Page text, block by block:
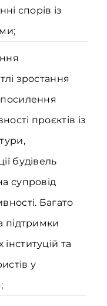
спорів із
зростання
проєктів із
будівель
супровід
Багато
підтримки
та
у